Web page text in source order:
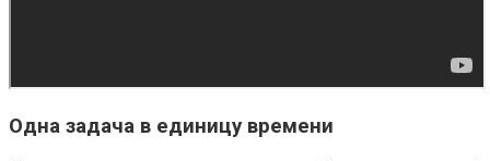
Одна задача в единицу времени